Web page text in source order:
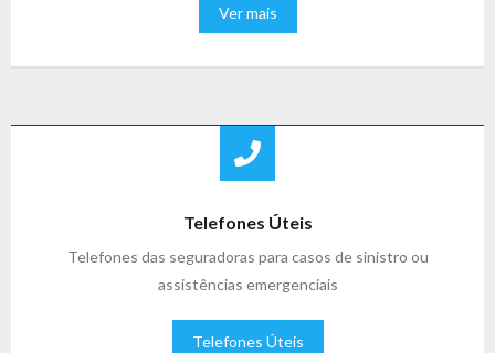
Ver mais
Telefones Úteis
Telefones das seguradoras para casos de sinistro ou
assistências emergenciais
Telefones Úteis